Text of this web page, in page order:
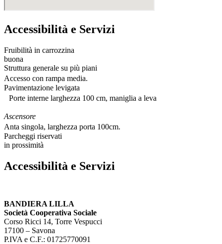
Accessibilità e Servizi
Fruibilità in carrozzina
buona
Struttura generale su più piani
Accesso con rampa media.
Pavimentazione levigata
Porte interne larghezza 100 cm, maniglia a leva
Ascensore
Anta singola, larghezza porta 100cm.
Parcheggi riservati
in prossimità
Accessibilità e Servizi
BANDIERA LILLA
Società Cooperativa Sociale
Corso Ricci 14, Torre Vespucci
17100 – Savona
P.IVA e C.F.: 01725770091